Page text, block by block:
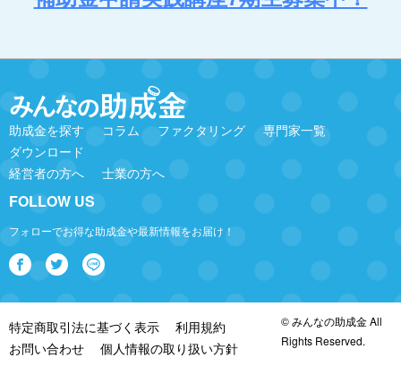
助成金を探す コラム ファクタリング
専門家一覧
ダウンロード
経営者の方へ
士業の方へ
FOLLOW US
フォローでお得な助成金や最新情報をお届け！
特定商取引法に基づく表示
利用規約
お問い合わせ
個人情報の取り扱い方針
© みんなの助成金 All
Rights Reserved.